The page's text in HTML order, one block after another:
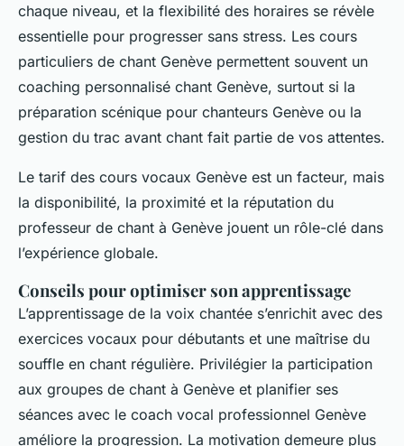
chaque niveau, et la flexibilité des horaires se révèle
essentielle pour progresser sans stress. Les cours
particuliers de chant Genève permettent souvent un
coaching personnalisé chant Genève, surtout si la
préparation scénique pour chanteurs Genève ou la
gestion du trac avant chant fait partie de vos attentes.
Le tarif des cours vocaux Genève est un facteur, mais
la disponibilité, la proximité et la réputation du
professeur de chant à Genève jouent un rôle-clé dans
l’expérience globale.
Conseils pour optimiser son apprentissage
L’apprentissage de la voix chantée s’enrichit avec des
exercices vocaux pour débutants et une maîtrise du
souffle en chant régulière. Privilégier la participation
aux groupes de chant à Genève et planifier ses
séances avec le coach vocal professionnel Genève
améliore la progression. La motivation demeure plus